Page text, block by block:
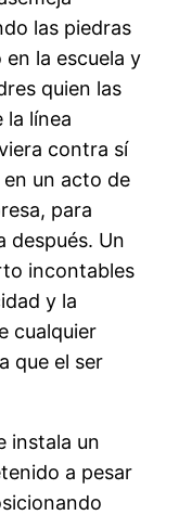
las piedras
la escuela y
quien las
la línea
contra sí
un acto de
para
después. Un
incontables
y la
cualquier
que el ser
instala un
a pesar